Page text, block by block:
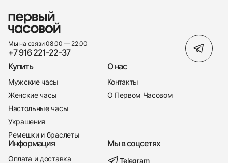
Мы на связи 08:00 — 22:00
+7 916 221-22-37
Купить
Мужские часы
Женские часы
Настольные часы
Украшения
Ремешки и браслеты
О нас
Контакты
О Первом Часовом
Информация
Оплата и доставка
Мы в соцсетях
Telegram